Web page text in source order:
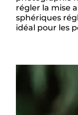
régler la mise
sphériques
idéal pour les